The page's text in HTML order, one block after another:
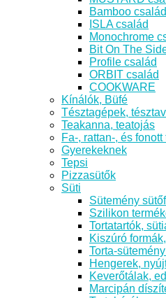
Bamboo család
ISLA család
Monochrome
Bit On The
Profile család
ORBIT család
COOKWARE
Kínálók, Büfé
Tésztagépek,
Teakanna, teatojás
Fa-, rattan-, és
Gyerekeknek
Tepsi
Pizzasütők
Süti
Sütemény
Szilikon
Tortatartók,
Kiszúró
Torta-
Hengerek,
Keverőtálak,
Marcipán